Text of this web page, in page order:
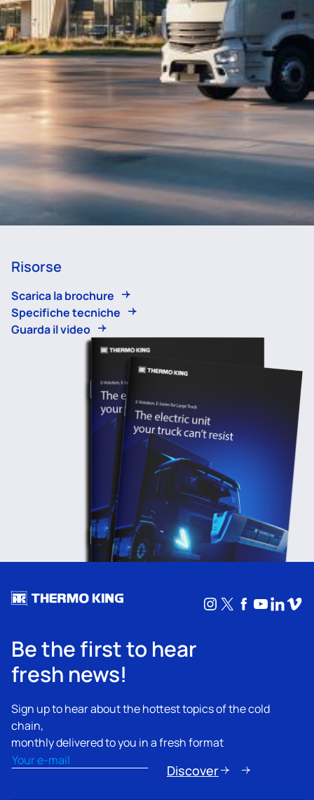
Risorse
Scarica la brochure
Specifiche tecniche
Guarda il video
Instagram
X Facebook
Be the first to hear
fresh news!
Sign up to hear about the hottest topics of the cold
chain,
monthly delivered to you in a fresh format
Email(Obbligatorio)
Discover